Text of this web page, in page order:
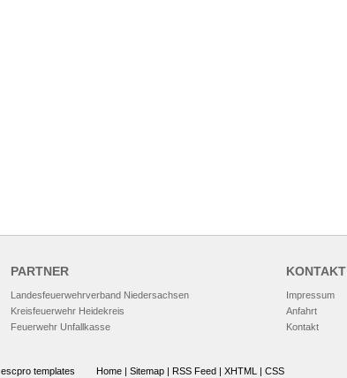
PARTNER
Landesfeuerwehrverband Niedersachsen
Kreisfeuerwehr Heidekreis
Feuerwehr Unfallkasse
KONTAKT
Impressum
Anfahrt
Kontakt
escpro templates Home | Sitemap | RSS Feed | XHTML | CSS